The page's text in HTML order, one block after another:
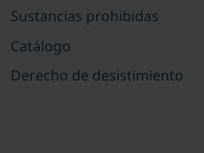
Sustancias prohibidas
Catálogo
Derecho de desistimiento